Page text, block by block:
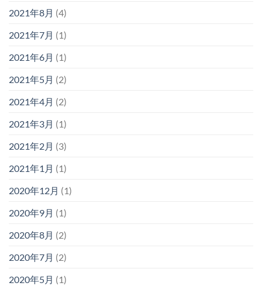
2021年8月 (4)
2021年7月 (1)
2021年6月 (1)
2021年5月 (2)
2021年4月 (2)
2021年3月 (1)
2021年2月 (3)
2021年1月 (1)
2020年12月 (1)
2020年9月 (1)
2020年8月 (2)
2020年7月 (2)
2020年5月 (1)